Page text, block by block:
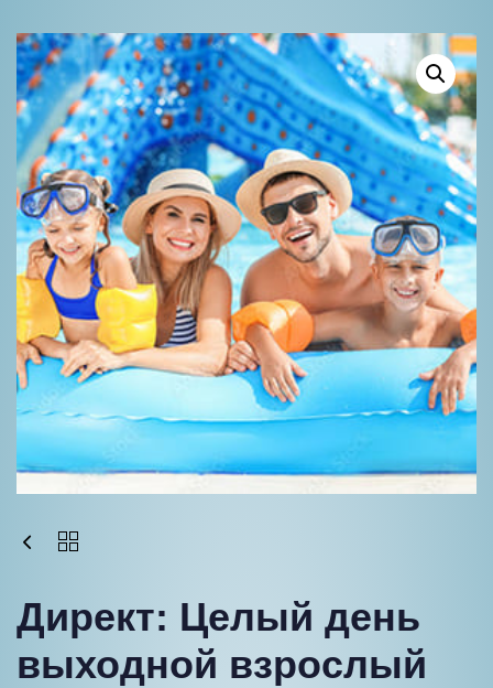
Директ: Целый день
выходной взрослый